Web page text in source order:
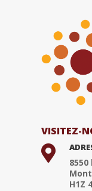
VISITEZ-

H1Z